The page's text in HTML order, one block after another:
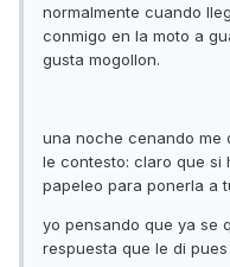
normalmente cuando
conmigo en la moto a
gusta mogollon.
una noche cenando me
le contesto: claro que si
papeleo para ponerla a
yo pensando que ya se
respuesta que le di